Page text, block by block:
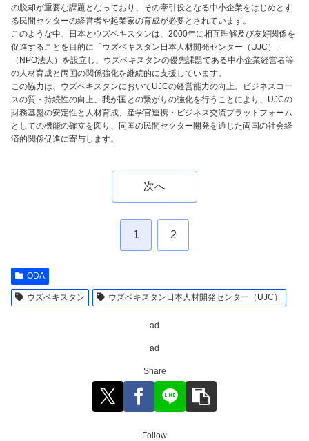
の脱却が重要な課題となっており、その牽引役となる中小企業をはじめとす
る民間セクターの経営者や起業家の育成が必要とされています。
このような中、日本とウズベキスタンは、2000年に相互理解及び友好関係を
促進することを目的に「ウズベキスタン日本人材開発センター（UJC）」
（NPO法人）を設立し、ウズベキスタンの優先課題である中小企業経営者等
の人材育成と両国の関係強化を継続的に支援しています。
この協力は、ウズベキスタンにおいてUJCの経営能力の向上、ビジネスコー
スの質・持続性の向上、我が国との繋がりの強化を行うことにより、UJCの
財務基盤の安定性と人材育成、産学官連携・ビジネス交流プラットフォーム
としての機能の確立を図り、同国の民間セクター開発を通じた両国の社会経
済的関係促進に寄与します。
次へ
1 2
ODA
ウズベキスタン ウズベキスタン日本人材開発センター（UJC）
ad
ad
Share
Follow